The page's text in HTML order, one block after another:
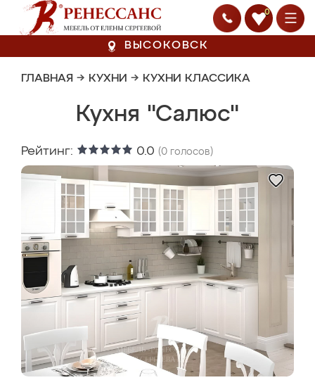
0
ВЫСОКОВСК
ГЛАВНАЯ → КУХНИ → КУХНИ КЛАССИКА
Кухня "Салюс"
Рейтинг: 0.0 (0 голосов)